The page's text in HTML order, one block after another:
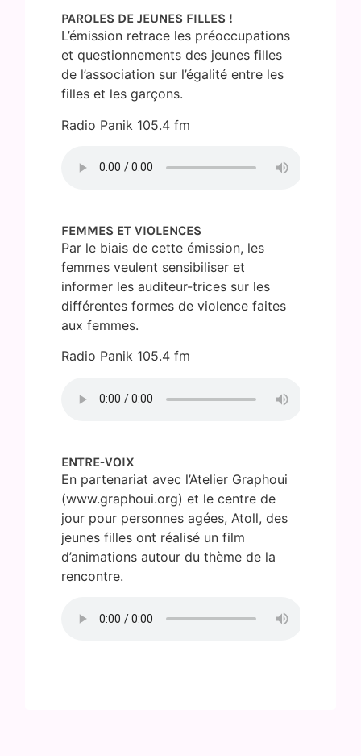
PAROLES DE JEUNES FILLES !
L’émission retrace les préoccupations
et questionnements des jeunes filles
de l’association sur l’égalité entre les
filles et les garçons.
Radio Panik 105.4 fm
FEMMES ET VIOLENCES
Par le biais de cette émission, les
femmes veulent sensibiliser et
informer les auditeur-trices sur les
différentes formes de violence faites
aux femmes.
Radio Panik 105.4 fm
ENTRE-VOIX
En partenariat avec l’Atelier Graphoui
(www.graphoui.org) et le centre de
jour pour personnes agées, Atoll, des
jeunes filles ont réalisé un film
d’animations autour du thème de la
rencontre.